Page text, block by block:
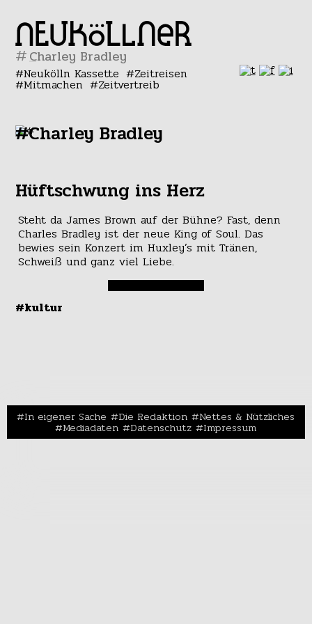
#
Neukölln Kassette Zeitreisen
Mitmachen Zeitvertreib
#Charley Bradley
Hüftschwung ins Herz
Steht da James Brown auf der Bühne? Fast, denn
Charles Bradley ist der neue King of Soul. Das
bewies sein Konzert im Huxley’s mit Tränen,
Schweiß und ganz viel Liebe.
#kultur
In eigener Sache Die Redaktion Nettes & Nützliches
Mediadaten Datenschutz Impressum